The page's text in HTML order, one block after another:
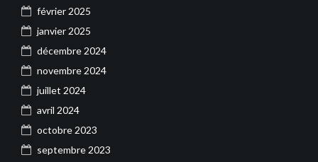
février 2025
janvier 2025
décembre 2024
novembre 2024
juillet 2024
avril 2024
octobre 2023
septembre 2023